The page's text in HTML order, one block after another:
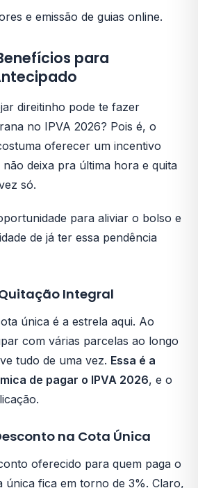
e emissão de guias online.
para
direitinho pode te fazer
no IPVA 2026? Pois é, o
oferecer um incentivo
deixa pra última hora e quita
só.
para aliviar o bolso e
de já ter essa pendência
Integral
única é a estrela aqui. Ao
com várias parcelas ao longo
tudo de uma vez. Essa é a
de pagar o IPVA 2026, e o
na Cota Única
oferecido para quem paga o
única fica em torno de 3%. Claro,